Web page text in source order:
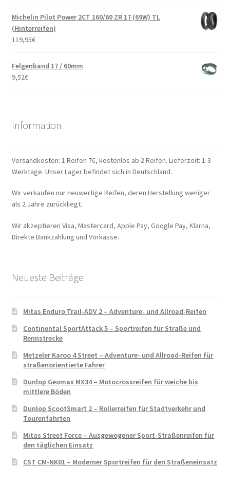
Michelin Pilot Power 2CT 160/60 ZR 17 (69W) TL
(Hinterreifen)
119,95€
Felgenband 17 / 60mm
9,52€
Information
Versandkosten: 1 Reifen 7€, kostenlos ab 2 Reifen. Lieferzeit: 1-3
Werktage. Unser Lager befindet sich in Deutschland.
Wir verkaufen nur neuwertige Reifen, deren Herstellung weniger
als 2 Jahre zurückliegt.
Wir akzeptieren Visa, Mastercard, Apple Pay, Google Pay, Klarna,
Direkte Bankzahlung und Vorkasse.
Neueste Beiträge
Mitas Enduro Trail-ADV 2 – Adventure- und Allroad-Reifen
Continental SportAttack 5 – Sportreifen für Straße und
Rennstrecke
Metzeler Karoo 4 Street – Adventure- und Allroad-Reifen für
straßenorientierte Fahrer
Dunlop Geomax MX34 – Motocrossreifen für weiche bis
mittlere Böden
Dunlop ScootSmart 2 – Rollerreifen für Stadtverkehr und
Tourenfahrten
Mitas Street Force – Ausgewogener Sport-Straßenreifen für
den täglichen Einsatz
CST CM-NK01 – Moderner Sportreifen für den Straßeneinsatz